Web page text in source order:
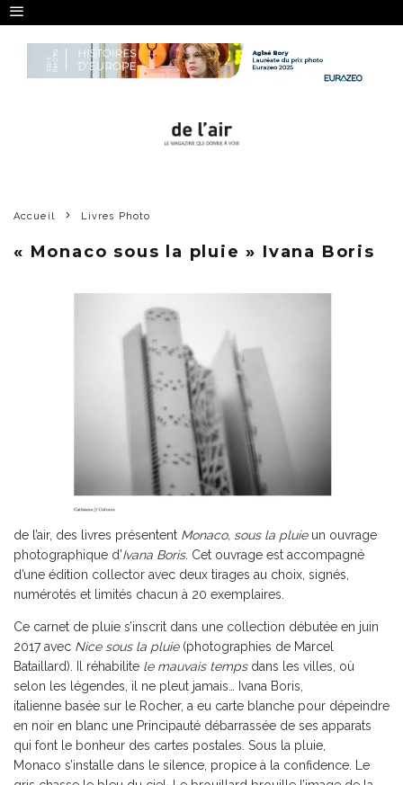
Accueil Livres Photo
« Monaco sous la pluie » Ivana Boris
de l’air, des livres présentent Monaco, sous la pluieun ouvrage
photographique d’Ivana Boris. Cet ouvrage est accompagné
d’une édition collector avec deux tirages au choix, signés,
numérotés et limités chacun à 20 exemplaires.
Ce carnet de pluie s’inscrit dans une collection débutée en juin
2017 avec Nice sous la pluie(photographies de Marcel
Bataillard). Il réhabilite le mauvais tempsdans les villes, où
selon les légendes, il ne pleut jamais… Ivana Boris,
italienne basée sur le Rocher, a eu carte blanche pour dépeindre
en noir en blanc une Principauté débarrassée de ses apparats
qui font le bonheur des cartes postales. Sous la pluie,
Monaco s’installe dans le silence, propice à la confidence. Le